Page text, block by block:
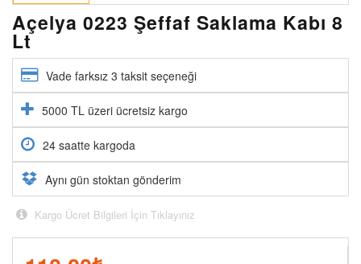
Açelya 0223 Şeffaf Saklama Kabı 8
Lt
Vade farksız 3 taksit seçeneği
5000 TL üzeri ücretsiz kargo
24 saatte kargoda
Aynı gün stoktan gönderim
Kargo Ücret Bilgileri İçin Tıklayınız